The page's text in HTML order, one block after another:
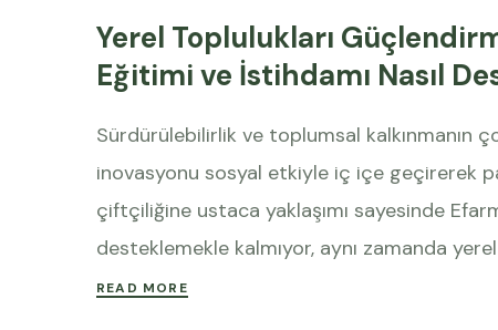
Yerel Toplulukları
Eğitimi ve İstihdamı Nasıl
Sürdürülebilirlik ve toplumsal kalkınmanın
inovasyonu sosyal etkiyle iç içe geçirerek
çiftçiliğine ustaca yaklaşımı sayesinde
desteklemekle kalmıyor, aynı zamanda yerel
READ MORE